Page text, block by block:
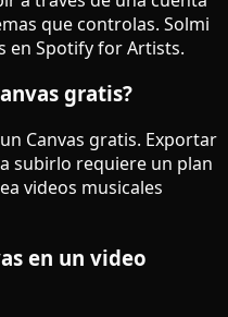
que controlas. Solmi
en Spotify for Artists.
gratis?
Canvas gratis. Exportar
subirlo requiere un plan
videos musicales
en un video